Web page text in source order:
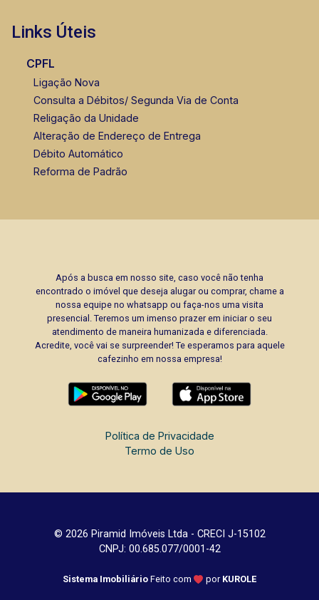
Links Úteis
CPFL
Ligação Nova
Consulta a Débitos/ Segunda Via de Conta
Religação da Unidade
Alteração de Endereço de Entrega
Débito Automático
Reforma de Padrão
Após a busca em nosso site, caso você não tenha
encontrado o imóvel que deseja alugar ou comprar, chame a
nossa equipe no whatsapp ou faça-nos uma visita
presencial. Teremos um imenso prazer em iniciar o seu
atendimento de maneira humanizada e diferenciada.
Acredite, você vai se surpreender! Te esperamos para aquele
cafezinho em nossa empresa!
Política de Privacidade
Termo de Uso
© 2026 Piramid Imóveis Ltda - CRECI J-15102
CNPJ: 00.685.077/0001-42
Sistema Imobiliário Feito com por KUROLE